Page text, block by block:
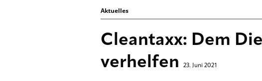
Aktuelles
Cleantaxx: Dem
verhelfen
23. Juni 2021